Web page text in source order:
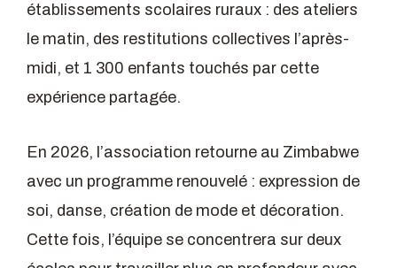
établissements scolaires ruraux : des ateliers
le matin, des restitutions collectives l’après-
midi, et 1 300 enfants touchés par cette
expérience partagée.
En 2026, l’association retourne au Zimbabwe
avec un programme renouvelé : expression de
soi, danse, création de mode et décoration.
Cette fois, l’équipe se concentrera sur deux